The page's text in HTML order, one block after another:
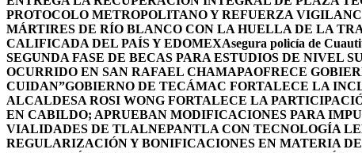
PROTOCOLO METROPOLITANO Y REFUERZA
MÁRTIRES DE RÍO BLANCO CON LA HUELLA DE LA
CALIFICADA DEL PAÍS Y EDOMEXAsegura policía de
SEGUNDA FASE DE BECAS PARA ESTUDIOS DE NIVEL
OCURRIDO EN SAN RAFAEL CHAMAPAOFRECE
CUIDAN”GOBIERNO DE TECÁMAC FORTALECE LA
ALCALDESA ROSI WONG FORTALECE LA
EN CABILDO; APRUEBAN MODIFICACIONES PARA
VIALIDADES DE TLALNEPANTLA CON TECNOLOGÍA
REGULARIZACIÓN Y BONIFICACIONES EN MATERIA